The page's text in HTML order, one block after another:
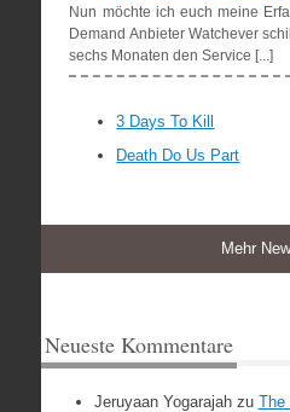
Nun möchte ich euch meine
Demand Anbieter Watchever
sechs Monaten den Service [...]
3 Days To Kill
Death Do Us Part
Mehr
Neueste Kommentare
Jeruyaan Yogarajahzu The